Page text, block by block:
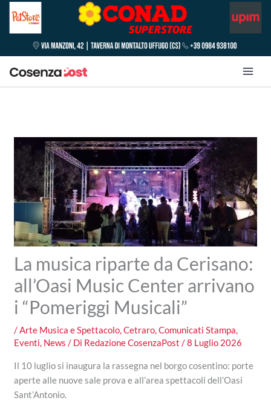
La musica riparte da Cerisano:
all’Oasi Music Center arrivano
i “Pomeriggi Musicali”
/Arte Musica e Spettacolo,Cetraro,Comunicati Stampa,
Eventi, News / Di Redazione CosenzaPost/8 Luglio 2026
Il 10 luglio si inaugura la rassegna nel borgo cosentino: porte
aperte alle nuove sale prova e all’area spettacoli dell’Oasi
Sant’Antonio.